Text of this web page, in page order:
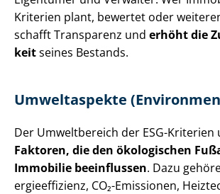
Kriterien plant, bewertet oder
schafft Transparenz und erhöht die
keitseines Bestands.
Umweltaspekte
Der Umweltbereich der ESG-Kriterien
Faktoren, die den ökologischen
Immobilie beeinflussen. Dazu
er­gie­ef­fi­zi­enz, CO₂-Emissionen,